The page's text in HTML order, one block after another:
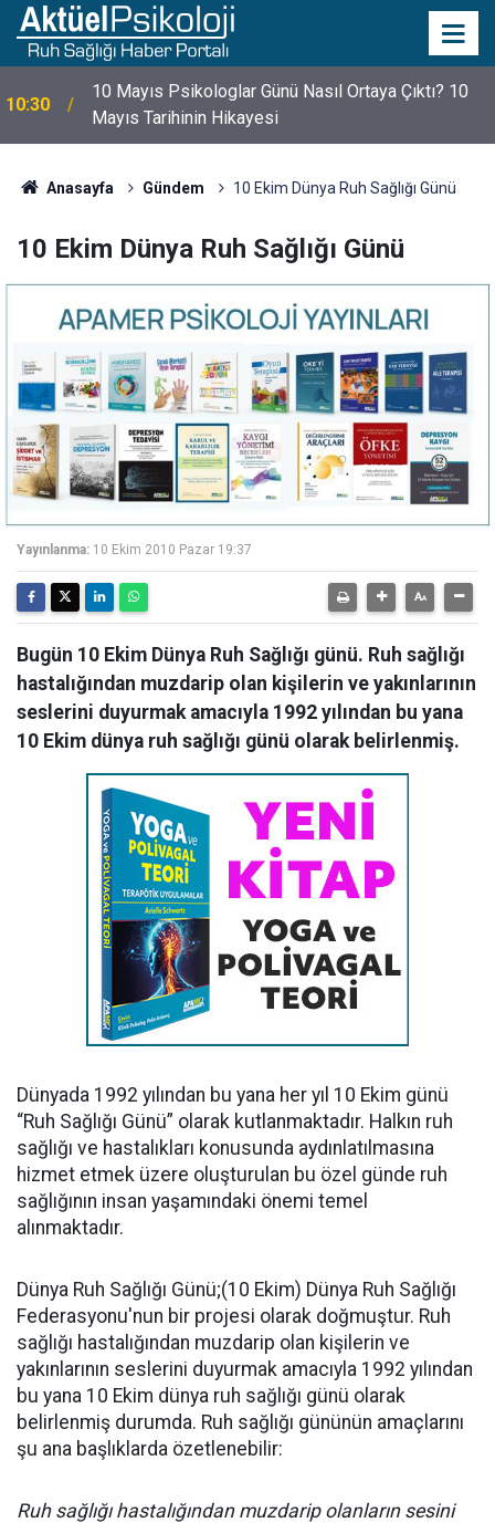
10:30
10 Mayıs Psikologlar Günü Nasıl Ortaya Çıktı? 10
Mayıs Tarihinin Hikayesi
Anasayfa Gündem 10 Ekim Dünya Ruh Sağlığı Günü
10 Ekim Dünya Ruh Sağlığı Günü
Yayınlanma: 10 Ekim 2010 Pazar 19:37
Bugün 10 Ekim Dünya Ruh Sağlığı günü. Ruh sağlığı
hastalığından muzdarip olan kişilerin ve yakınlarının
seslerini duyurmak amacıyla 1992 yılından bu yana
10 Ekim dünya ruh sağlığı günü olarak belirlenmiş.
Dünyada 1992 yılından bu yana her yıl 10 Ekim günü
“Ruh Sağlığı Günü” olarak kutlanmaktadır. Halkın ruh
sağlığı ve hastalıkları konusunda aydınlatılmasına
hizmet etmek üzere oluşturulan bu özel günde ruh
sağlığının insan yaşamındaki önemi temel
alınmaktadır.
Dünya Ruh Sağlığı Günü;(10 Ekim) Dünya Ruh Sağlığı
Federasyonu'nun bir projesi olarak doğmuştur. Ruh
sağlığı hastalığından muzdarip olan kişilerin ve
yakınlarının seslerini duyurmak amacıyla 1992 yılından
bu yana 10 Ekim dünya ruh sağlığı günü olarak
belirlenmiş durumda. Ruh sağlığı gününün amaçlarını
şu ana başlıklarda özetlenebilir:
Ruh sağlığı hastalığından muzdarip olanların sesini